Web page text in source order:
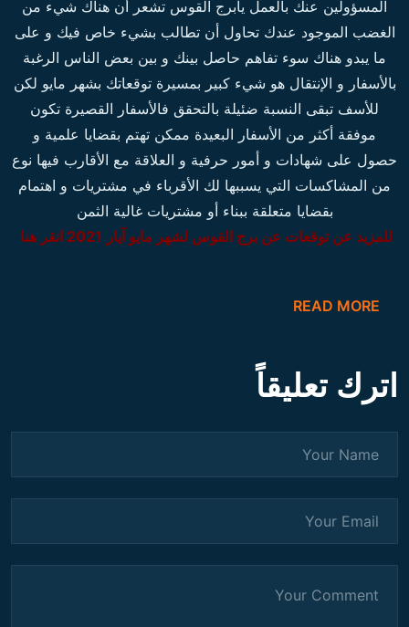
المسؤولين عنك بالعمل يابرج القوس تشعر أن هناك شيء من
الغضب الموجود عندك تحاول أن تطالب بشيء خاص فيك و على
ما يبدو هناك سوء تفاهم حاصل بينك و بين بعض الناس الرغبة
بالأسفار و الإنتقال هو شيء كبير بمسيرة توقعاتك بشهر مايو لكن
للأسف تبقى النسبة ضئيلة بالتحقق فالأسفار القصيرة تكون
موفقة أكثر من الأسفار البعيدة ممكن تهتم بقضايا علمية و
حصول على شهادات و أمور حرفية و العلاقة مع الأقارب فيها نوع
من المشاكسات التي يسببها لك الأقرباء في مشتريات و اهتمام
بقضايا متعلقة ببناء أو مشتريات غالية الثمن
للمزيد عن توقعات عن برج القوس لشهر مايو آيار 2021 انقر هنا
READ MORE
اترك تعليقاً